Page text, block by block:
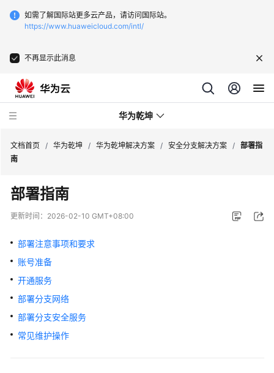
如需了解国际站更多云产品，请访问国际站。
https://www.huaweicloud.com/intl/
不再显示此消息
华为乾坤
安
全
云
务
云
管
理
网
络
文档首页 / 华为乾坤 / 华为乾坤解决方案 / 安全分支解决方案 / 部署指
南
部署指南
更新时间： 2026-02-10 GMT+08:00
部署注意事项和要求
账号准备
开通服务
部署分支网络
部署分支安全服务
常见维护操作